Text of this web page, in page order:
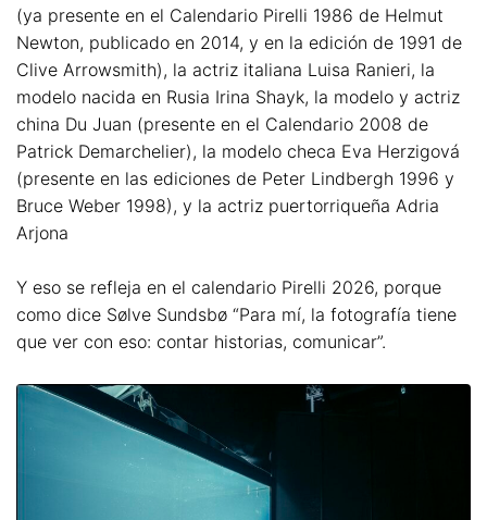
(ya presente en el Calendario Pirelli 1986 de Helmut
Newton, publicado en 2014, y en la edición de 1991 de
Clive Arrowsmith), la actriz italiana Luisa Ranieri, la
modelo nacida en Rusia Irina Shayk, la modelo y actriz
china Du Juan (presente en el Calendario 2008 de
Patrick Demarchelier), la modelo checa Eva Herzigová
(presente en las ediciones de Peter Lindbergh 1996 y
Bruce Weber 1998), y la actriz puertorriqueña Adria
Arjona
Y eso se refleja en el calendario Pirelli 2026, porque
como dice Sølve Sundsbø “Para mí, la fotografía tiene
que ver con eso: contar historias, comunicar”.